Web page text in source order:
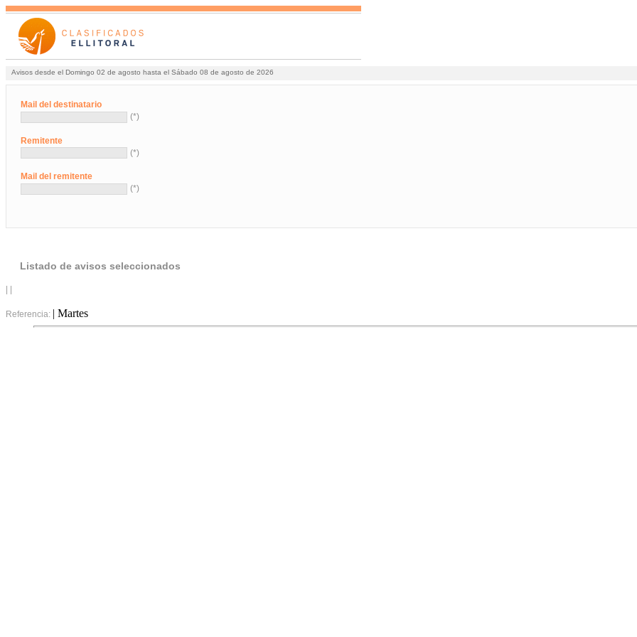
Avisos desde el Domingo 02 de agosto hasta el Sábado 08 de agosto de 2026
Mail del destinatario
(*)
Remitente
(*)
Mail del remitente
(*)
Listado de avisos seleccionados
Referencia: | Martes